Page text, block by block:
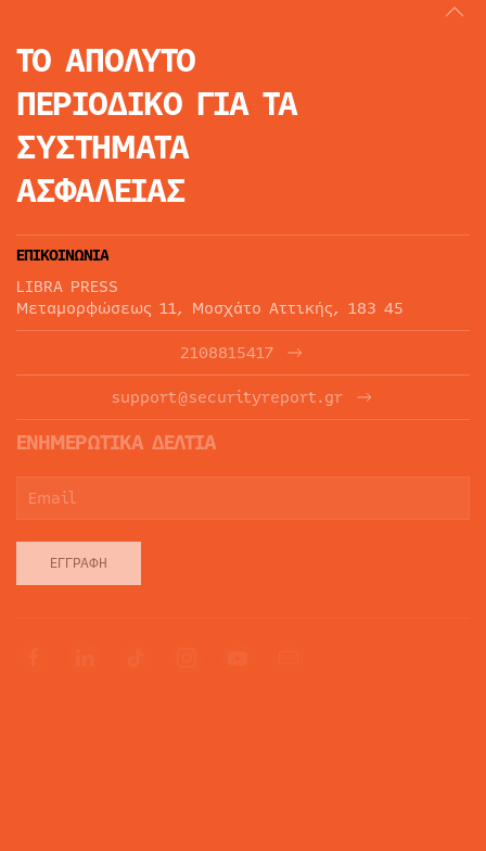
ΤΟ ΑΠΟΛΥΤΟ
ΠΕΡΙΟΔΙΚΟ ΓΙΑ ΤΑ
ΣΥΣΤΗΜΑΤΑ
ΑΣΦΑΛΕΙΑΣ
ΕΠΙΚΟΙΝΩΝΙΑ
LIBRA PRESS
Μεταμορφώσεως 11, Μοσχάτο Αττικής, 183 45
2108815417
support@securityreport.gr
ΕΝΗΜΕΡΩΤΙΚΑ ΔΕΛΤΙΑ
ΕΓΓΡΑΦΉ